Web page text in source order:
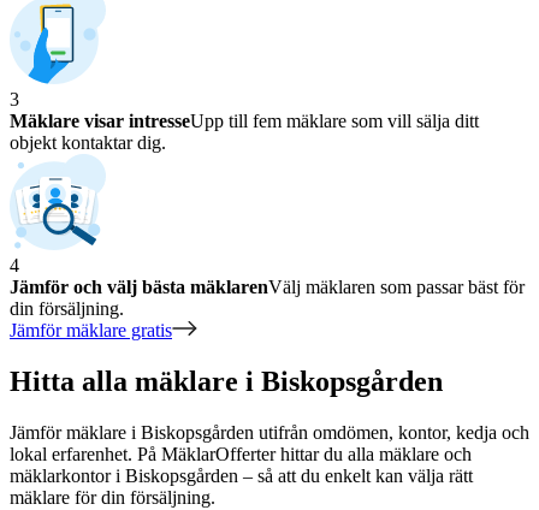
3
Mäklare visar intresseUpp till fem mäklare som vill sälja ditt
objekt kontaktar dig.
4
Jämför och välj bästa mäklarenVälj mäklaren som passar bäst för
din försäljning.
Jämför mäklare gratis
Hitta alla mäklare i Biskopsgården
Jämför mäklare i Biskopsgården utifrån omdömen, kontor, kedja och
lokal erfarenhet. På MäklarOfferter hittar du alla mäklare och
mäklarkontori Biskopsgården – så att du enkelt kan välja rätt
mäklare för din försäljning.